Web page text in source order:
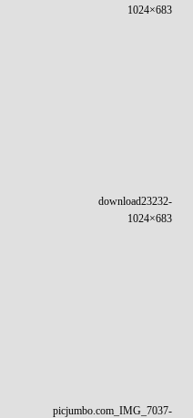
1024×683
download23232-
1024×683
picjumbo.com_IMG_7037-